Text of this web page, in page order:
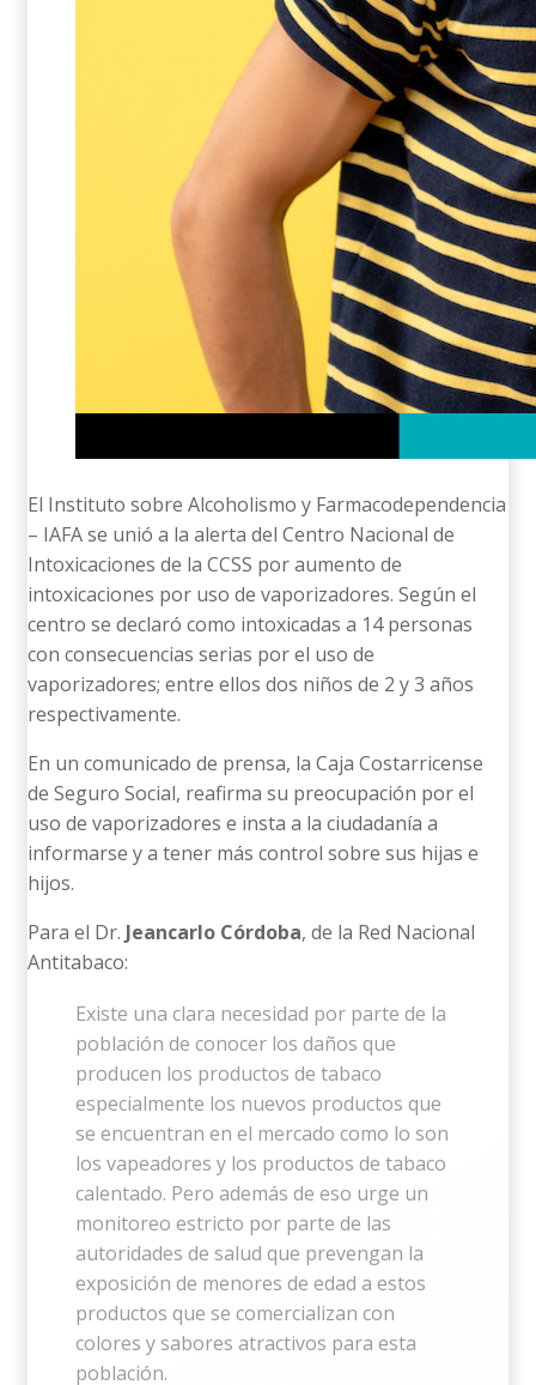
El Instituto sobre Alcoholismo y Farmacodependencia
– IAFA se unió a la alerta del Centro Nacional de
Intoxicaciones de la CCSS por aumento de
intoxicaciones por uso de vaporizadores. Según el
centro se declaró como intoxicadas a 14 personas
con consecuencias serias por el uso de
vaporizadores; entre ellos dos niños de 2 y 3 años
respectivamente.
En un comunicado de prensa, la Caja Costarricense
de Seguro Social, reafirma su preocupación por el
uso de vaporizadores e insta a la ciudadanía a
informarse y a tener más control sobre sus hijas e
hijos.
Para el Dr. Jeancarlo Córdoba, de la Red Nacional
Antitabaco:
Existe una clara necesidad por parte de la
población de conocer los daños que
producen los productos de tabaco
especialmente los nuevos productos que
se encuentran en el mercado como lo son
los vapeadores y los productos de tabaco
calentado. Pero además de eso urge un
monitoreo estricto por parte de las
autoridades de salud que prevengan la
exposición de menores de edad a estos
productos que se comercializan con
colores y sabores atractivos para esta
población.